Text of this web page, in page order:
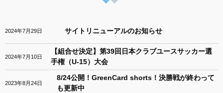
2024年7月29日 サイトリニューアルのお知らせ
2024年7月10日
【組合せ決定】第39回日本クラブユースサッカー選
手権（U-15）大会
2023年8月24日
8/24公開！GreenCard shorts！決勝戦が終わって
も更新中